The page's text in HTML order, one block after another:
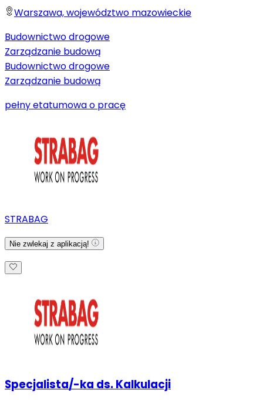
Warszawa, województwo mazowieckie
Budownictwo drogowe
Zarządzanie budową
Budownictwo drogowe
Zarządzanie budową
pełny etatumowa o pracę
STRABAG
Nie zwlekaj z aplikacją!
Specjalista/-ka ds. Kalkulacji